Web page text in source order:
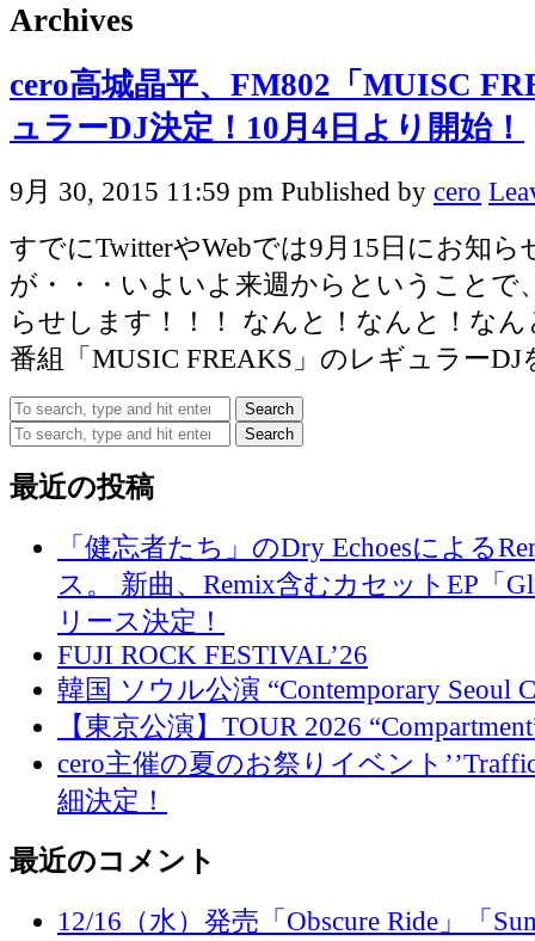
Archives
cero高城晶平、FM802「MUISC
ュラーDJ決定！10月4日より開始！
9月 30, 2015 11:59 pm Published by cero
すでにTwitterやWebでは9月15日にお知ら
が・・・いよいよ来週からということで
らせします！！！ なんと！なんと！なん
番組「MUSIC FREAKS」のレギュラーDJ
Search
Search
最近の投稿
「健忘者たち」のDry Echoesによる
ス。 新曲、Remix含むカセットEP「
リース決定！
FUJI ROCK FESTIVAL’26
韓国 ソウル公演 “Contemporary Seoul
【東京公演】TOUR 2026
cero主催の夏のお祭りイベント
細決定！
最近のコメント
12/16（水）発売「Obscure Ride」「